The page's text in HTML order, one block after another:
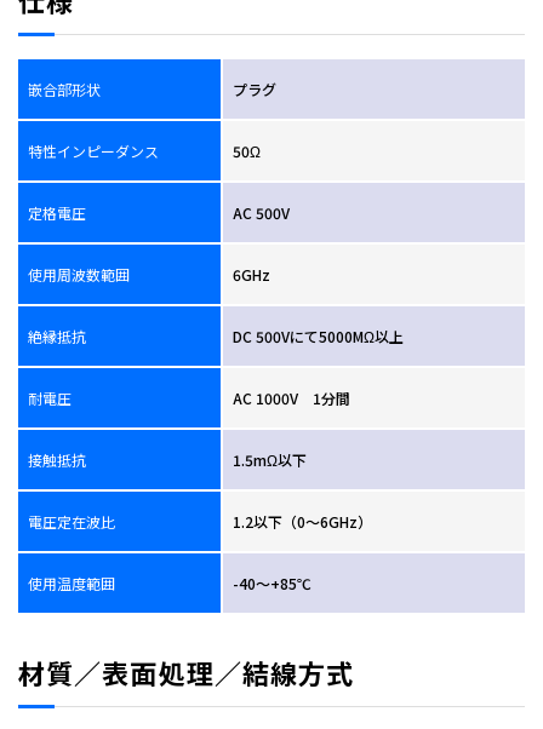
嵌合部形状 プラグ
特性インピーダンス 50Ω
定格電圧 AC 500V
使用周波数範囲 6GHz
絶縁抵抗 DC 500Vにて5000MΩ以上
耐電圧 AC 1000V 1分間
接触抵抗 1.5mΩ以下
電圧定在波比 1.2以下（0～6GHz）
使用温度範囲 -40～+85℃
材質／表面処理／結線方式